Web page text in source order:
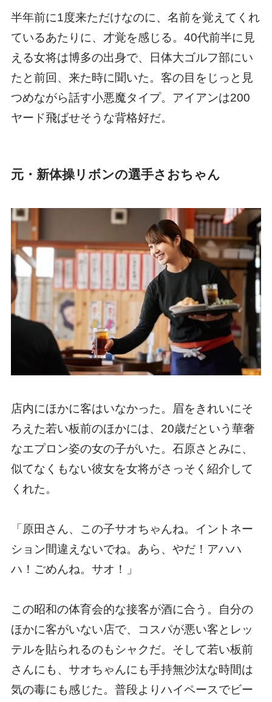
半年前に1度来ただけなのに、名前を覚えてくれ
ているあたりに、才覚を感じる。40代前半に見
える女将は博多の出身で、日体大ゴルフ部にい
たと前回、来た時に聞いた。客の目をじっと見
つめながら話す小悪魔タイプ。アイアンは200
ヤード飛ばせそうな背格好だ。
元・新体操リボンの選手さおちゃん
店内にほかに客はいなかった。眉をきれいにそ
ろえた若い板前のほかには、20歳だという華奢
なエプロン姿の女の子がいた。石原さとみに、
似てなくもない彼女を女将がさっそく紹介して
くれた。
「原田さん、この子サオちゃんね。イントネー
ション間違えないでね。あら、やだ！アハハ
ハ！ごめんね。サオ！」
この昭和の体育会的な接客が酒に合う。自分の
ほかに客がいない店で、コスパが悪い客とレッ
テルを貼られるのもシャクだ。そして若い板前
さんにも、サオちゃんにも手持無沙汰な時間は
気の毒にも感じた。普段よりハイペースでビー